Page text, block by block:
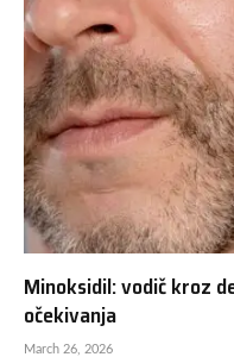
Minoksidil: vodič kroz
očekivanja
March 26, 2026